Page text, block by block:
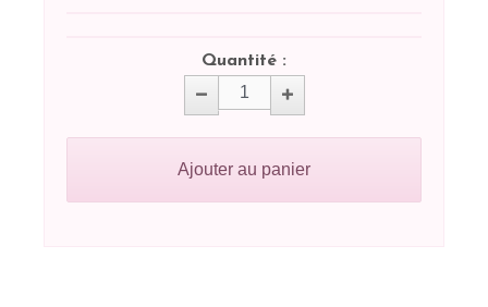
Quantité :
Ajouter au panier